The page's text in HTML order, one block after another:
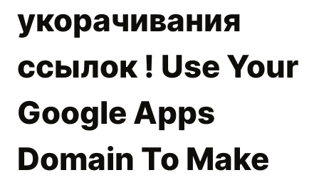
укорачивания
ссылок ! Use Your
Google Apps
Domain To Make